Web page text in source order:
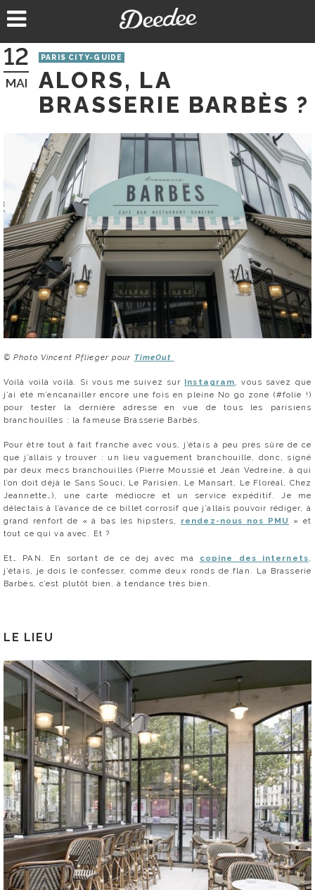
au
12
MAI
PARIS CITY-GUIDE
ALORS, LA
BRASSERIE BARBÈS ?
© Photo Vincent Pflieger pour TimeOut
Voilà voilà voilà. Si vous me suivez sur Instagram, vous savez que
j’ai été m’encanailler encore une fois en pleine No go zone (#folie !)
pour tester la dernière adresse en vue de tous les parisiens
branchouilles : la fameuse Brasserie Barbès.
Pour être tout à fait franche avec vous, j’étais à peu près sûre de ce
que j’allais y trouver : un lieu vaguement branchouille, donc, signé
par deux mecs branchouilles (Pierre Moussié et Jean Vedreine, à qui
l’on doit déjà le Sans Souci, Le Parisien, Le Mansart, Le Floréal, Chez
Jeannette…), une carte médiocre et un service expéditif. Je me
délectais à l’avance de ce billet corrosif que j’allais pouvoir rédiger, à
grand renfort de « à bas les hipsters, rendez-nous nos PMU
» et
tout ce qui va avec. Et ?
Et… PAN. En sortant de ce dej avec ma copine des internets,
j’étais, je dois le confesser, comme deux ronds de flan. La Brasserie
Barbès, c’est plutôt bien, à tendance très bien.
LE LIEU